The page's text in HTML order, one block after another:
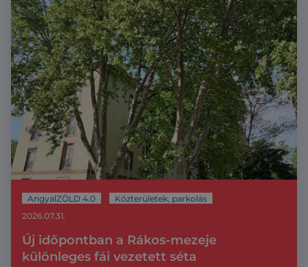
AngyalZÖLD 4.0 Közterületek, parkolás
Új időpontban a Rákos-mezeje
különleges fái vezetett séta
2026.07.31.